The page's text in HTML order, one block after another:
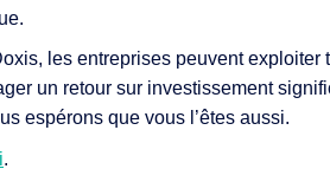
les entreprises peuvent
un retour sur investissement
espérons que vous l’êtes aussi.
.